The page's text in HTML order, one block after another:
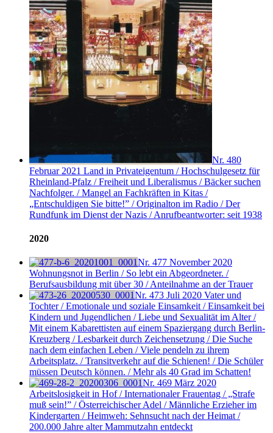
Nr. 480
Februar 2021 Land in Privateigentum / Hochschulgesetz für
Rheinland-Pfalz / Freiheit und Liberalismus / Bäcker suchen
Nachfolger. / Mangel an Fachkräften in Kitas /
„Entschuldigen Sie bitte!” / Originalton im Radio / Der
Rundfunk im Dienst der Nazis / Anrufbeantworter: seit 1938
2020
Nr. 477 November 2020
Wohnungsnot in Berlin / So lebt ein Abgeordneter. /
Berufsausbildung mit über 30 / Anteilnahme an der Trauer
Nr. 473 Juli 2020 Vater und
Tochter / Emotionale und soziale Einsamkeit / Einsamkeit bei
Kindern und Jugendlichen / Liebe und Sexualität im Alter /
Mit einem Kabarettisten auf einem Spaziergang durch Berlin-
Kreuzberg / Lesbarkeit durch Zeichensetzung / Die Suche
nach dem einfachen Leben / Viele pendeln zu ihrem
Arbeitsplatz. / Transitverkehr auf die Schienen! / Die Schüler
müssen Deutsch können. / Mehr als 40 Grad im Schatten!
Nr. 469 März 2020
Arbeitslosigkeit in Hof / Internationaler Frauentag / „Strafe
muß sein!” / Österreichischer Adel / Männliche Erzieher im
Kindergarten / Heimweh: Sehnsucht nach der Heimat /
200.000 Jahre alter Mammutzahn entdeckt